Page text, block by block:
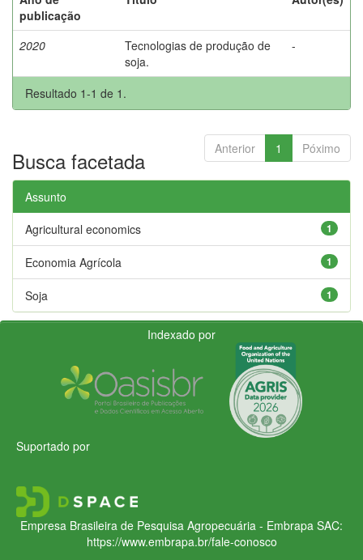
publicação
2020
Tecnologias de produção de
soja.
-
Resultado 1-1 de 1.
Anterior 1 Póximo
Busca facetada
Assunto
1
Agricultural economics
1
Economia Agrícola
1
Soja
Indexado por
Suportado por
Empresa Brasileira de Pesquisa Agropecuária - Embrapa SAC:
https://www.embrapa.br/fale-conosco